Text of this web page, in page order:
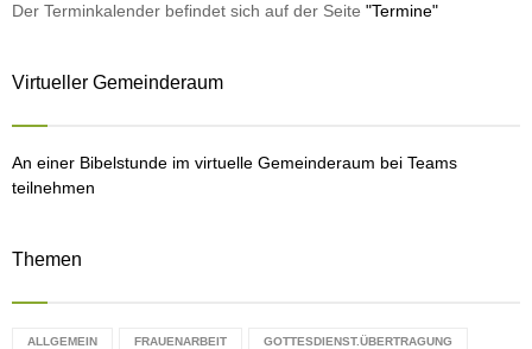
o
Der Terminkalender befindet sich auf der Seite "Termine"
Virtueller Gemeinderaum
An einer Bibelstunde im virtuelle Gemeinderaum bei Teams
teilnehmen
Themen
ALLGEMEIN FRAUENARBEIT GOTTESDIENST.ÜBERTRAGUNG